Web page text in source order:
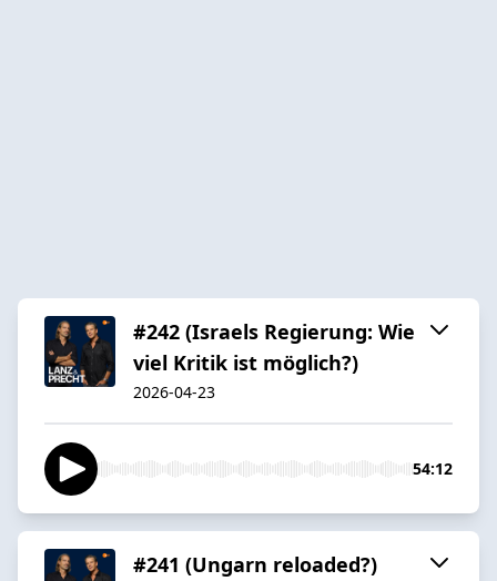
#242 (Israels Regierung: Wie
viel Kritik ist möglich?)
2026-04-23
54:12
#241 (Ungarn reloaded?)